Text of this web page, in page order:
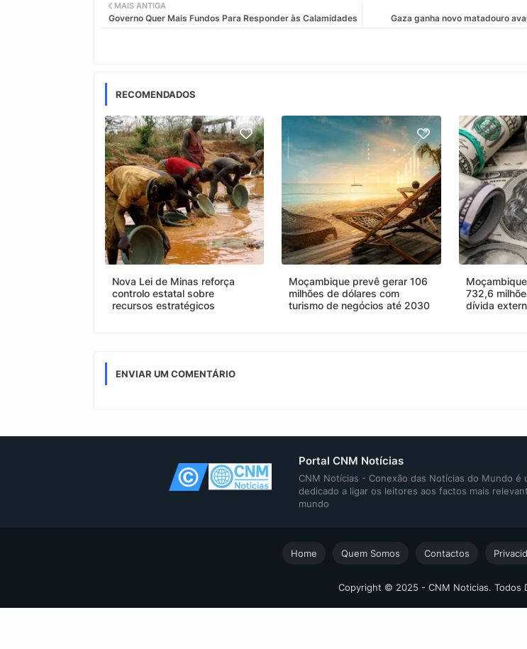
Gaza ganha novo matadouro
MAIS ANTIGA
Governo Quer Mais Fundos Para Responder às Calamidades
RECOMENDADOS
Nova Lei de Minas reforça
controlo estatal sobre
recursos estratégicos
Moçambique prevê gerar 106
milhões de dólares com
turismo de negócios até 2030
732,6
dívida
ENVIAR UM COMENTÁRIO
Portal CNM Notícias
CNM Notícias - Conexão das Notícias do Mundo é
dedicado a ligar os leitores aos factos mais
mundo
Copyright © 2025 - CNM Noticias. Todos
Home Quem Somos Contactos